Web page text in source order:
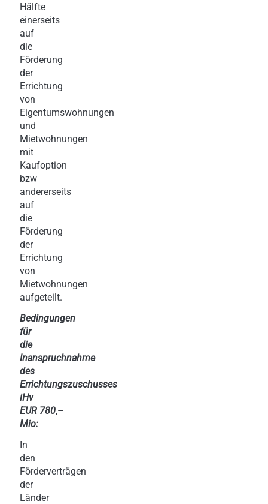
Hälfte
einerseits
auf
die
Förderung
der
Errichtung
von
Eigentumswohnungen
und
Mietwohnungen
mit
Kaufoption
bzw
andererseits
auf
die
Förderung
der
Errichtung
von
Mietwohnungen
aufgeteilt.
Bedingungen
für
die
Inanspruchnahme
des
Errichtungszuschusses
iHv
EUR 780,–
Mio:
In
den
Förderverträgen
der
Länder